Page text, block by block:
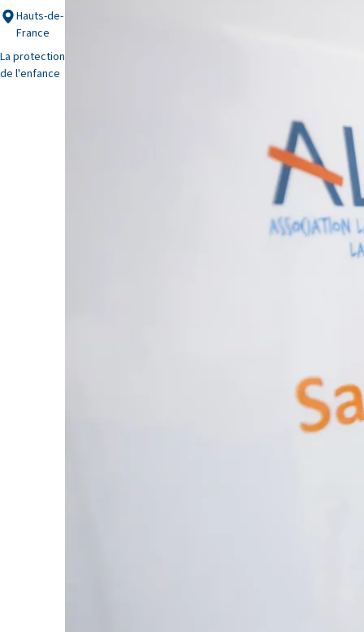
Hauts-de-
France
La protection
de l'enfance